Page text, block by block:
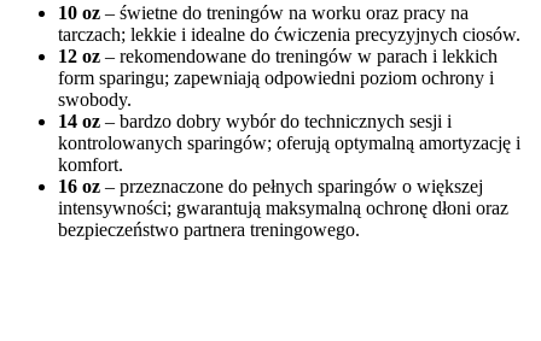
10 oz – świetne do treningów na worku oraz pracy na
tarczach; lekkie i idealne do ćwiczenia precyzyjnych ciosów.
12 oz – rekomendowane do treningów w parach i lekkich
form sparingu; zapewniają odpowiedni poziom ochrony i
swobody.
14 oz – bardzo dobry wybór do technicznych sesji i
kontrolowanych sparingów; oferują optymalną amortyzację i
komfort.
16 oz – przeznaczone do pełnych sparingów o większej
intensywności; gwarantują maksymalną ochronę dłoni oraz
bezpieczeństwo partnera treningowego.